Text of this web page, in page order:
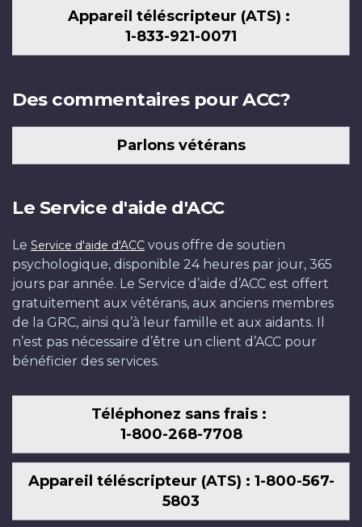
Appareil téléscripteur (ATS) :
1-833-921-0071
Des commentaires pour ACC?
Parlons vétérans
Le Service d'aide d'ACC
Le Service d'aide d'ACC vous offre de soutien
psychologique, disponible 24 heures par jour, 365
jours par année. Le Service d’aide d’ACC est offert
gratuitement aux vétérans, aux anciens membres
de la GRC, ainsi qu’à leur famille et aux aidants. Il
n’est pas nécessaire d’être un client d’ACC pour
bénéficier des services.
Téléphonez sans frais :
1-800-268-7708
Appareil téléscripteur (ATS) : 1-800-567-
5803